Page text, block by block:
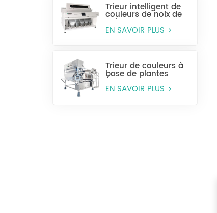
Trieur intelligent de
couleurs de noix de
cajou
EN SAVOIR PLUS
Trieur de couleurs à
base de plantes
(tranches de racines
et de tiges)
EN SAVOIR PLUS